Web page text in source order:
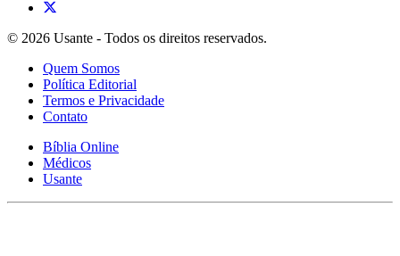
© 2026 Usante - Todos os direitos reservados.
Quem Somos
Política Editorial
Termos e Privacidade
Contato
Bíblia Online
Médicos
Usante